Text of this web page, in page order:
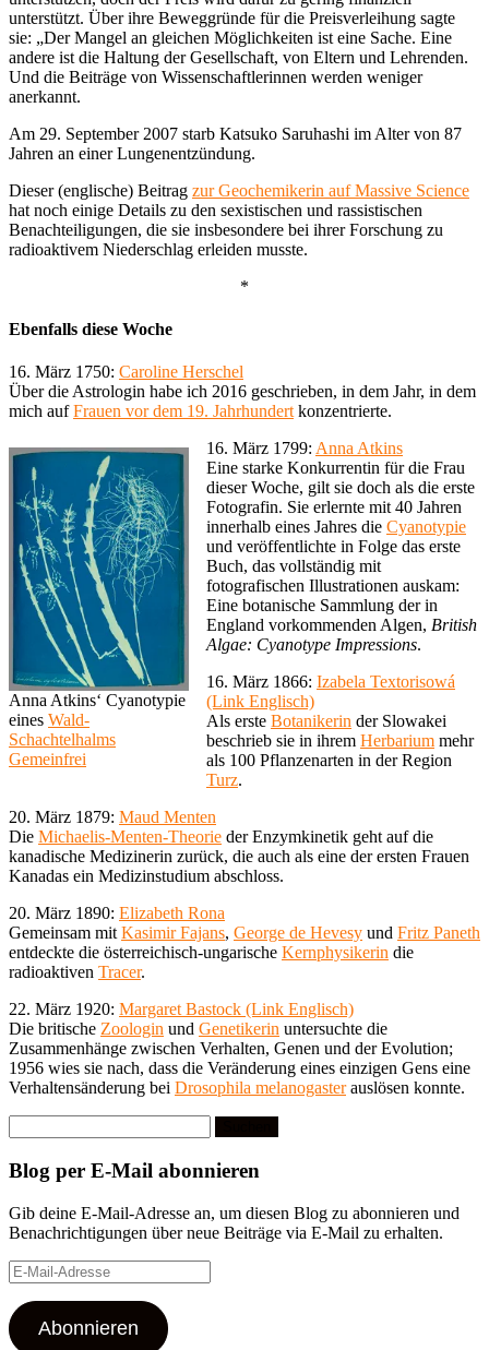
unterstützt. Über ihre Beweggründe für die Preisverleihung sagte
sie: „Der Mangel an gleichen Möglichkeiten ist eine Sache. Eine
andere ist die Haltung der Gesellschaft, von Eltern und Lehrenden.
Und die Beiträge von Wissenschaftlerinnen werden weniger
anerkannt.
Am 29. September 2007 starb Katsuko Saruhashi im Alter von 87
Jahren an einer Lungenentzündung.
Dieser (englische) Beitrag zur Geochemikerin auf Massive Science
hat noch einige Details zu den sexistischen und rassistischen
Benachteiligungen, die sie insbesondere bei ihrer Forschung zu
radioaktivem Niederschlag erleiden musste.
*
Ebenfalls diese Woche
16. März 1750: Caroline Herschel
Über die Astrologin habe ich 2016 geschrieben, in dem Jahr, in dem
mich aufFrauen vor dem 19. Jahrhundert konzentrierte.
Anna Atkins‘ Cyanotypie
eines Wald-
Schachtelhalms
Gemeinfrei
16. März 1799: Anna Atkins
Eine starke Konkurrentin für die Frau
dieser Woche, gilt sie doch als die erste
Fotografin. Sie erlernte mit 40 Jahren
innerhalb eines Jahres die Cyanotypie
und veröffentlichte in Folge das erste
Buch, das vollständig mit
fotografischen Illustrationen auskam:
Eine botanische Sammlung der in
England vorkommenden Algen, British
Algae: Cyanotype Impressions.
16. März 1866: Izabela Textorisowá
(Link Englisch)
Als erste Botanikerin der Slowakei
beschrieb sie in ihrem Herbarium mehr
als 100 Pflanzenarten in der Region
Turz.
20. März 1879: Maud Menten
Die Michaelis-Menten-Theorie der Enzymkinetik geht auf die
kanadische Medizinerin zurück, die auch als eine der ersten Frauen
Kanadas ein Medizinstudium abschloss.
20. März 1890: Elizabeth Rona
Gemeinsam mit Kasimir Fajans, George de Hevesy und Fritz Paneth
entdeckte die österreichisch-ungarische Kernphysikerin die
radioaktiven Tracer.
22. März 1920: Margaret Bastock (Link Englisch)
Die britische Zoologin und Genetikerin untersuchte die
Zusammenhänge zwischen Verhalten, Genen und der Evolution;
1956 wies sie nach, dass die Veränderung eines einzigen Gens eine
Verhaltensänderung bei Drosophila melanogasterauslösen konnte.
nach:
Blog per E-Mail abonnieren
Gib deine E-Mail-Adresse an, um diesen Blog zu abonnieren und
Benachrichtigungen über neue Beiträge via E-Mail zu erhalten.
E-
Mail-
Adresse
Abonnieren